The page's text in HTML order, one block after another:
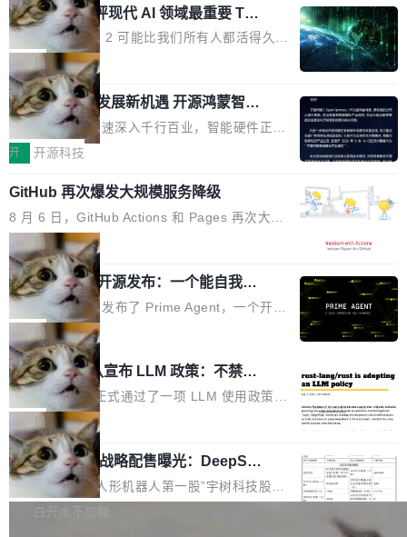
功率段机身尺寸十分紧凑的1600W电源产品。小
巧机身有效提升市面主流标准A...
业化营销服务的需求从未如此迫切。 但市场扩容
的同时,服务商的竞争逻辑正在改变。2026年Top
Agency年度合辑的观察指出,“产品”这个离消费
者最近的载体,在整个品牌营销层面的权重显著变
高了。全域营销服务商的竞争正在从规模转向深
度,案例厚度、全域覆盖、多线协同...
n 这条推文引发了广泛讨论。他不是在说风凉
话，他是说出了一个圈内人尽皆知但很少公开捅
破的事实。 Jordan 随后补充了一句软化声明：
「我不认为这些会议上大部分论文都在过度宣传
或造假。问题是，作为读者，如果你筛选出那些
看起来最令人兴奋的论文，那它们大部分都是过
度宣传的。」 这才是真正的痛点。不是所有论文
都有问题，是最吸引眼球的那批论文最有问题。
他引用的帖子来自 Mathew Shen，一位 ICLR 2
026 的读者：「看了篇 ...
xAI 前工程师评现代 AI 领域最重要 Top
3 开源项目
Flash Attention 2 可能比我们所有人都活得久。
这句话不是来自某个技术博客，而是出自 Hieu
Pham 的一条推文。Hieu Pham 是谁？他是 xAI
的早期工程师之一，在 Grok 训练基础设施团队
工作过。近日他在 X 上发了一条帖子，列出了他
认为现代 AI 领域最重要的三个开源项目。 第一
理由很具体。FA 系列不需要解释，但 FA2 是他
认为最重要的一个——复杂度恰到好处，刚好能
驱动你去学 CuTe，但还没被那些"邪恶的" Hopp
er++ 优化所淹没，足够容易修改和适配。 更关
键的是 FA2 的持久性...
局
共商智能硬件发展新机遇 开源鸿蒙智能
硬件开发者日杭州站即将举行
随着万物智联加速深入千行百业，智能硬件正从
单点设备迈向智能化、网联化、协同化发展。作
鸿蒙通过统一技术底座和分布式能力，为不同类
型智能设备的开发、连接与互联提供关键支撑，
也为产业链企业探索产品创新与商业增长打开新
的空间。 8月14日，开源鸿蒙智能硬件开发者日
（OHDD：OpenHarmony Hardware Develope
r Day）将在杭州启航。活动面向智能硬件产业
链企业和开发者，邀请行业专家与资深技术顾
问，围绕开源鸿蒙技术能力、设备适配、芯片适
配、功耗与稳定性调优、兼容性测评及统一互联
等内容展开系统讲解和实战交流，帮助企业进一
步了解开源鸿蒙在智能...
开 开源科技
GitHub 再次爆发大规模服务降级
8 月 6 日，GitHub Actions 和 Pages 再次大规
模服务降级，Actions 完全不可用超过 5 小时，
webhook 停发，连自托管 runner 也因调度层故
障无法工作。Pages、Copilot code review、C
opilot coding agent 全部受影响。从检测到完全
恢复，大约 12 小时。 这是 2026 年 8 月的第六
起事故，其中四起与 AI/Copilot 服务相关。 Git
Hub 员工 kdaigle 在 HN 讨论中贴出了一组数
据：2025 年全年 10 亿次 commit。现在，每周
2.75 亿次，全年预计 140 亿次。GitHub...
局
Prime Agent 开源发布：一个能自我改
进的编程 Agent，ARC-AGI 3 超越人类
专家基线
Prime Intellect 发布了 Prime Agent，一个开源
的编程 Agent Harness，核心设计围绕两个抽
象：Recursive Language Model（RLM）和 C
ontinual Harness。在 ARC-AGI 3 基准测试
上，Prime Agent + Opus 5 的组合达到了 95.
5% RHAE Best@1，超过了 ARC 报告的人类专
家基线 95.4%。 不是又一个 coding agent 包装
器 Prime Agent 的架构和市面上大多数 coding
agent 有本质区别。大多数 agent harness 的设
计是基于早期模型的能力—...
局
Rust 项目团队宣布 LLM 政策：不禁
止，但你要承认哪些代码不是你写的
Rust 语言项目正式通过了一项 LLM 使用政策，
覆盖 rust-lang/rust 单一仓库的代码贡献。这不
是项目级别的官方立场，目前由五个团队采纳，
但它可能是主流开源项目中关于 AI 辅助贡献最
细致的一份规则。 政策的核心只有一句话：LLM
可以用来分析、提炼、审阅、建议，但不能用来
局
宇树科技 IPO 战略配售曝光：DeepSe
ek 获配 93.3 万股，锁定 36 个月
8月6日晚间，“人形机器人第一股”宇树科技股份
有限公司披露IPO发行价格及战略配售结果，杭
白开水不加糖